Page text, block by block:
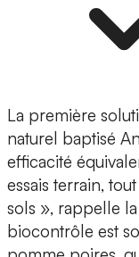
La première
naturel baptisé
efficacité
essais terrain,
sols », rappelle
biocontrôle est